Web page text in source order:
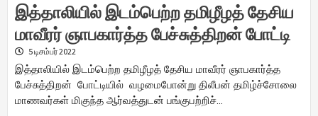
இத்தாலியில் இடம்பெற்ற தமிழீழத் தேசிய
மாவீரர் ஞாபகார்த்த பேச்சுத்திறன் போட்டி
5 டிசம்பர் 2022
இத்தாலியில் இடம்பெற்ற தமிழீழத் தேசிய மாவீரர் ஞாபகார்த்த
பேச்சுத்திறன் போட்டியில் வழமைபோன்று திலீபன் தமிழ்ச்சோலை
மாணவர்கள் மிகுந்த ஆர்வத்துடன் பங்குபற்றிச்…